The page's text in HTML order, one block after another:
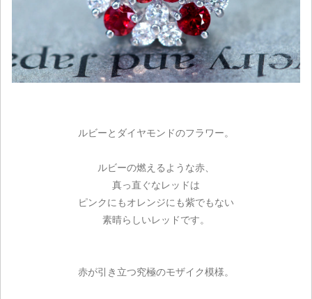
ルビーとダイヤモンドのフラワー。
ルビーの燃えるような赤、
真っ直ぐなレッドは
ピンクにもオレンジにも紫でもない
素晴らしいレッドです。
赤が引き立つ究極のモザイク模様。